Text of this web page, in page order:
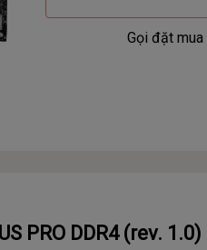
Gọi đặt mua
PRO DDR4 (rev. 1.0)